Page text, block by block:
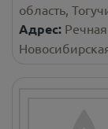
область,
Адрес: